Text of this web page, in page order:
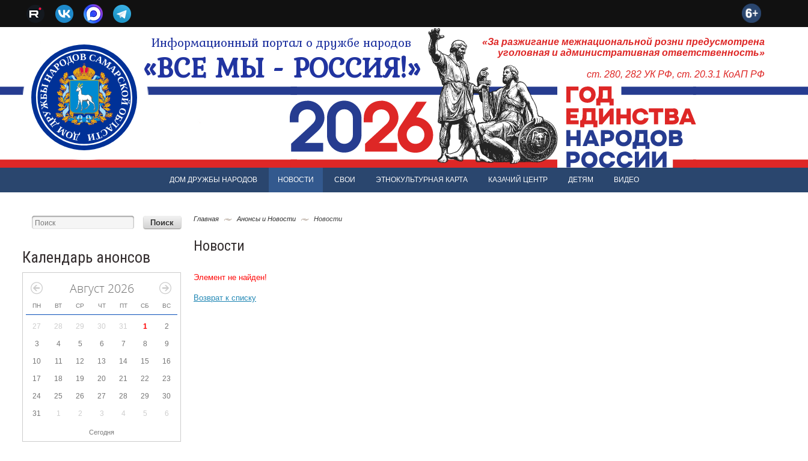
Информационный портал о дружбе народов
«ВСЕ МЫ - РОССИЯ!»
«За разжигание межнациональной розни предусмотрена
уголовная и административная ответственность»
ст. 280, 282 УК РФ, ст. 20.3.1 КоАП РФ
ДОМ ДРУЖБЫ НАРОДОВ НОВОСТИ СВОИ ЭТНОКУЛЬТУРНАЯ КАРТА КАЗАЧИЙ ЦЕНТР ДЕТЯМ ВИДЕО
Календарь анонсов
Август 2026
ПН ВТ СР ЧТ ПТ СБ ВС
27 28 29 30 31 1 2
3 4 5 6 7 8 9
10 11 12 13 14 15 16
17 18 19 20 21 22 23
24 25 26 27 28 29 30
31 1 2 3 4 5 6
Сегодня
Главная Анонсы и Новости Новости
Новости
Элемент не найден!
Возврат к списку